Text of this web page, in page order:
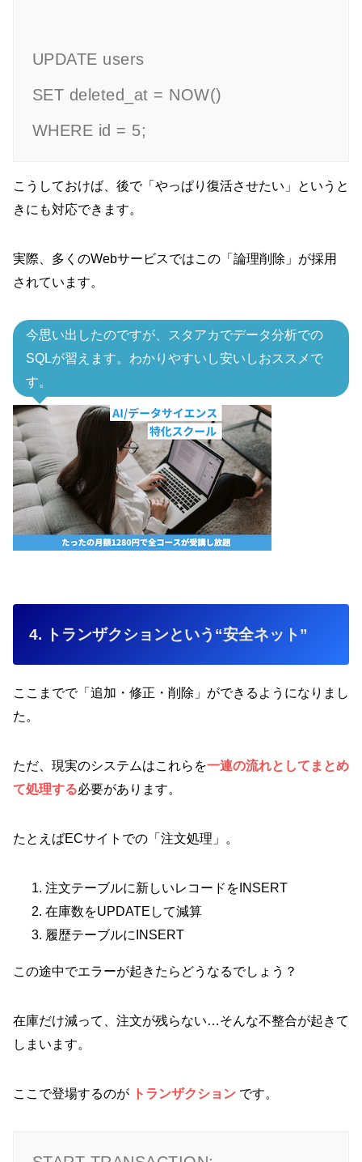
UPDATE users
SET deleted_at = NOW()
WHERE id = 5;
こうしておけば、後で「やっぱり復活させたい」というと
きにも対応できます。
実際、多くのWebサービスではこの「論理削除」が採用
されています。
今思い出したのですが、スタアカでデータ分析での
SQLが習えます。わかりやすいし安いしおススメで
す。
4. トランザクションという“安全ネット”
ここまでで「追加・修正・削除」ができるようになりまし
た。
ただ、現実のシステムはこれらを一連の流れとしてまとめ
て処理する必要があります。
たとえばECサイトでの「注文処理」。
注文テーブルに新しいレコードをINSERT
在庫数をUPDATEして減算
履歴テーブルにINSERT
この途中でエラーが起きたらどうなるでしょう？
在庫だけ減って、注文が残らない…そんな不整合が起きて
しまいます。
ここで登場するのが トランザクション です。